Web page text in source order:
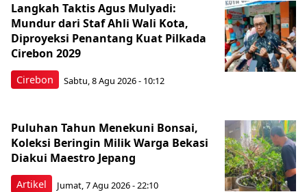
Cirebon
Langkah Taktis Agus Mulyadi:
Mundur dari Staf Ahli Wali Kota,
Diproyeksi Penantang Kuat Pilkada
Cirebon 2029
Sabtu, 8 Agu 2026 - 10:12
Artikel
Puluhan Tahun Menekuni Bonsai,
Koleksi Beringin Milik Warga Bekasi
Diakui Maestro Jepang
Jumat, 7 Agu 2026 - 22:10